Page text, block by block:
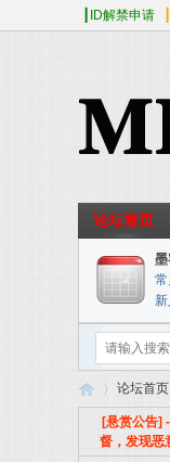
┃ID解禁申请
论坛首页
常
论坛首页
[悬赏公告]
督，发现恶